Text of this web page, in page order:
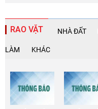
RAO VẶT NHÀ ĐẤT
LÀM KHÁC